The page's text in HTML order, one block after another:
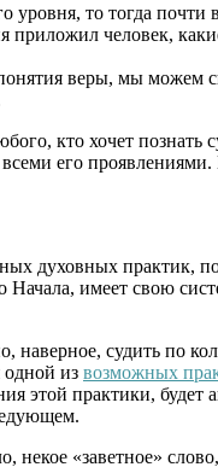
уровня, то тогда
приложил человек,
веры, мы можем
кто хочет
его
духовных практик,
имеет свою
наверное, судить по
из возможных
этой практики, будет
некое «заветное»